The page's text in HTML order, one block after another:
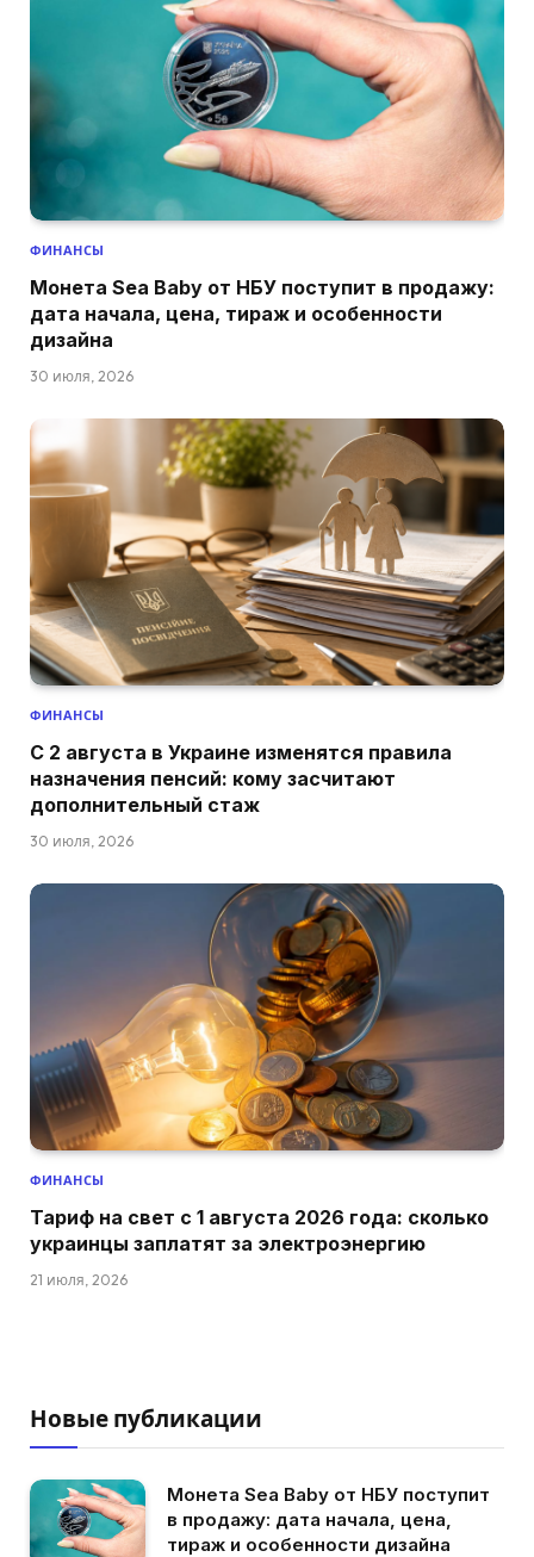
ФИНАНСЫ
Монета Sea Baby от НБУ поступит в продажу:
дата начала, цена, тираж и особенности
дизайна
30 июля, 2026
ФИНАНСЫ
С 2 августа в Украине изменятся правила
назначения пенсий: кому засчитают
дополнительный стаж
30 июля, 2026
ФИНАНСЫ
Тариф на свет с 1 августа 2026 года: сколько
украинцы заплатят за электроэнергию
21 июля, 2026
Новые публикации
Монета Sea Baby от НБУ поступит
в продажу: дата начала, цена,
тираж и особенности дизайна